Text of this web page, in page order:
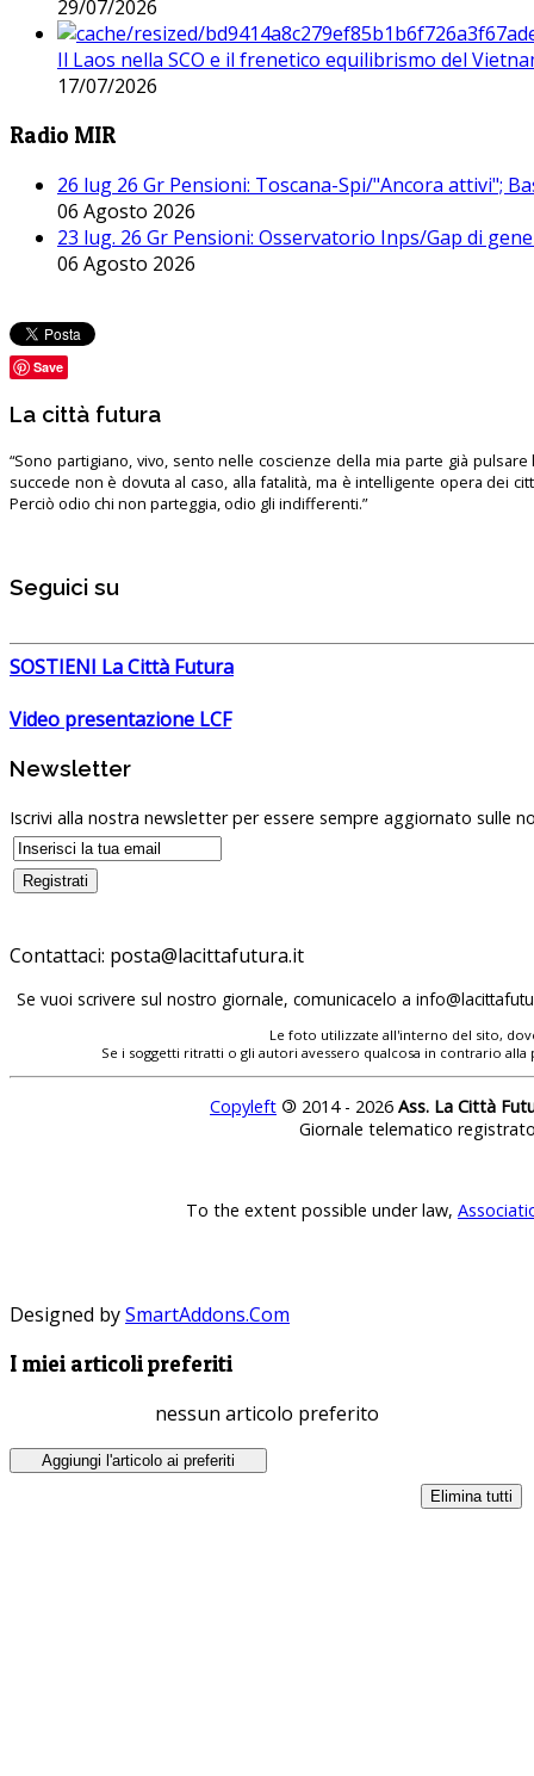
29/07/2026
Il Laos nella SCO e il frenetico equilibrismo del
17/07/2026
Radio MIR
26 lug 26 Gr Pensioni: Toscana-Spi/"Ancora attivi";
06 Agosto 2026
23 lug. 26 Gr Pensioni: Osservatorio Inps/Gap di
06 Agosto 2026
Save
La città futura
“Sono partigiano, vivo, sento nelle coscienze della mia parte già pulsare
succede non è dovuta al caso, alla fatalità, ma è intelligente opera dei
Perciò odio chi non parteggia, odio gli indifferenti.”
Seguici su
SOSTIENI La Città Futura
Video presentazione LCF
Newsletter
Iscrivi alla nostra newsletter per essere sempre aggiornato sulle
Contattaci: posta@lacittafutura.it
Se vuoi scrivere sul nostro giornale, comunicacelo a
Le foto utilizzate all'interno del sito,
Se i soggetti ritratti o gli autori avessero qualcosa in contrario
Copyleft © 2014 - 2026 Ass. La Città
Giornale telematico
To the extent possible under law,
Designed bySmartAddons.Com
I miei articoli preferiti
nessun articolo preferito